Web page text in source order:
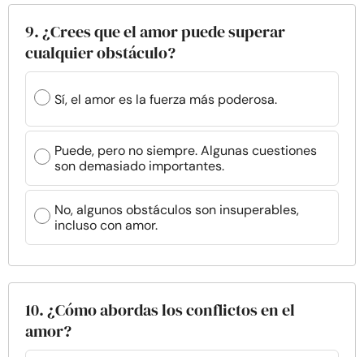
9. ¿Crees que el amor puede superar
cualquier obstáculo?
Sí, el amor es la fuerza más poderosa.
Puede, pero no siempre. Algunas cuestiones
son demasiado importantes.
No, algunos obstáculos son insuperables,
incluso con amor.
10. ¿Cómo abordas los conflictos en el
amor?